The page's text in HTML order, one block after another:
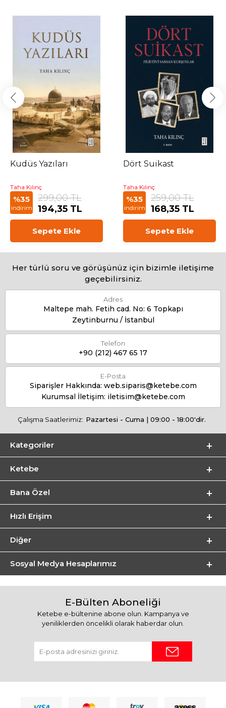
Kudüs Yazıları
Taha Kılınç
%35
indirim
299,00 TL
194,35 TL
Sepete Ekle
Dört Suikast
Taha Kılınç
%35
indirim
259,00 TL
168,35 TL
Sepete Ekle
Her türlü soru ve görüşünüz için bizimle iletişime
geçebilirsiniz.
Adres
Maltepe mah. Fetih cad. No: 6 Topkapı
Zeytinburnu / İstanbul
Telefon
+90 (212) 467 65 17
E-Posta
Siparişler Hakkında: web.siparis@ketebe.com
Kurumsal İletişim: iletisim@ketebe.com
Çalışma Saatlerimiz: Pazartesi - Cuma | 09:00 - 18:00'dir.
Kategoriler
Ketebe
Bana Özel
Hızlı Erişim
Diğer
Sosyal Medya Hesaplarımız
E-Bülten Aboneliği
Ketebe e-bültenine abone olun. Kampanya ve
yeniliklerden öncelikli olarak haberdar olun.